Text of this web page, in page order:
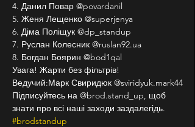
4. Данил Повар @povardanil
5. Женя Лещенко @superjenya
6. Діма Поліщук @dp_standup
7. Руслан Колесник @ruslan92.ua
8. Богдан Боярин @bod1qal
Увага! Жарти без фільтрів!
Ведучий:Марк Свиридюк @sviridyuk.mark44
Підписуйтесь на @brod.stand_up, щоб
знати про всі наші заходи заздалегідь.
#brodstandup